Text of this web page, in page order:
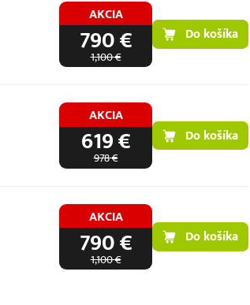
AKCIA
790 €
1,100 €
Do košíka
AKCIA
619 €
978 €
Do košíka
AKCIA
790 €
1,100 €
Do košíka